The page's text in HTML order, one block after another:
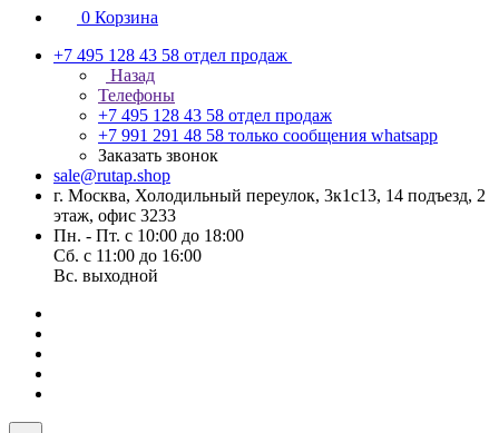
0 Корзина
+7 495 128 43 58 отдел продаж
Назад
Телефоны
+7 495 128 43 58 отдел продаж
+7 991 291 48 58 только сообщения whatsapp
Заказать звонок
sale@rutap.shop
г. Москва, Холодильный переулок, 3к1с13, 14 подъезд, 2
этаж, офис 3233
Пн. - Пт. с 10:00 до 18:00
Сб. с 11:00 до 16:00
Вс. выходной